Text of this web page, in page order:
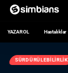
YAZAR OL Hastalıklar
SÜRDÜRÜLEBILIRLIK